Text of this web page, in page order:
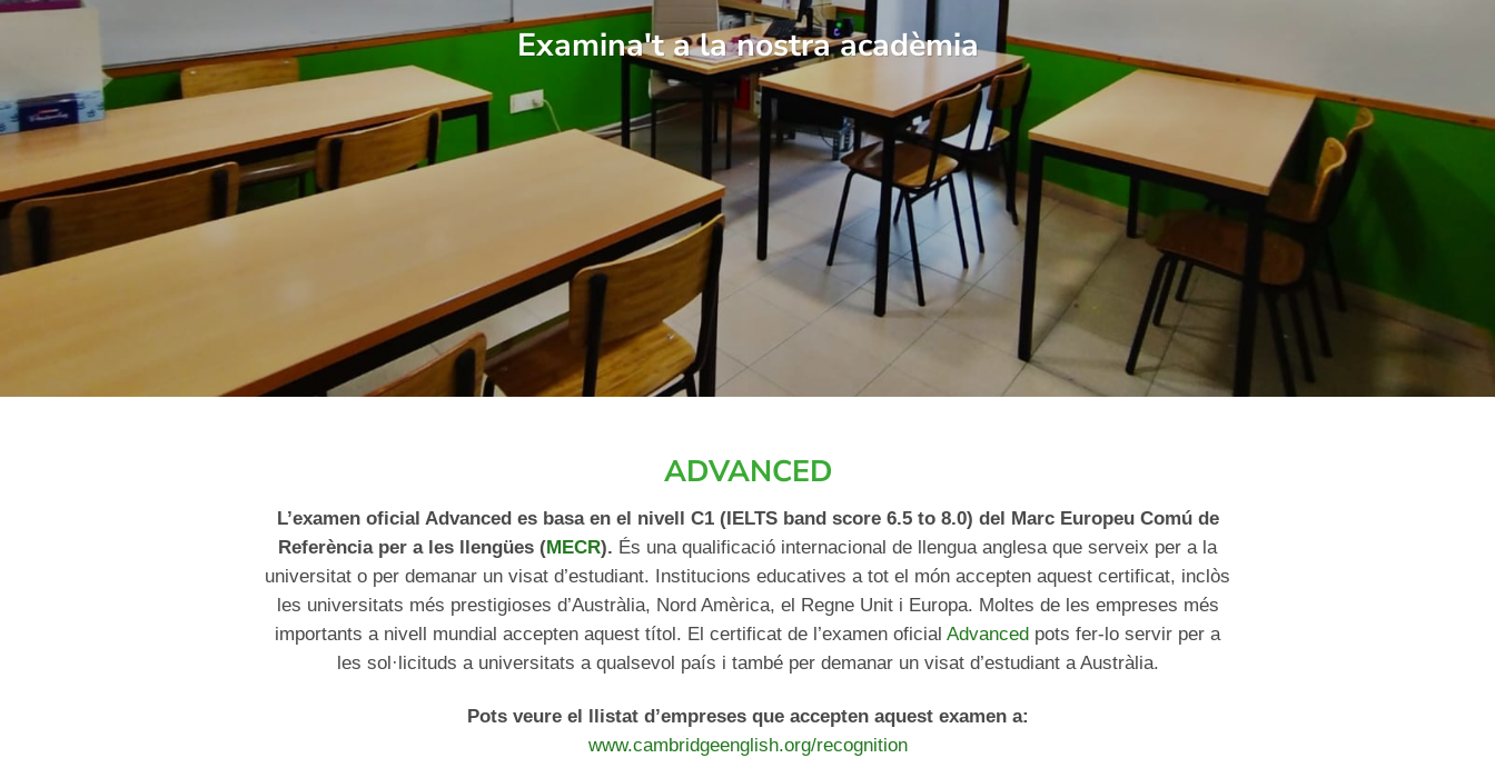
Examina't a la nostra acadèmia
ADVANCED
L’examen oficial Advanced es basa en el nivell C1 (IELTS band score 6.5 to 8.0) del Marc Europeu Comú de
Referència per a les llengües (MECR). És una qualificació internacional de llengua anglesa que serveix per a la
universitat o per demanar un visat d’estudiant. Institucions educatives a tot el món accepten aquest certificat, inclòs
les universitats més prestigioses d’Austràlia, Nord Amèrica, el Regne Unit i Europa. Moltes de les empreses més
importants a nivell mundial accepten aquest títol. El certificat de l’examen oficial Advanced pots fer-lo servir per a
les sol·licituds a universitats a qualsevol país i també per demanar un visat d’estudiant a Austràlia.
Pots veure el llistat d’empreses que accepten aquest examen a:
www.cambridgeenglish.org/recognition